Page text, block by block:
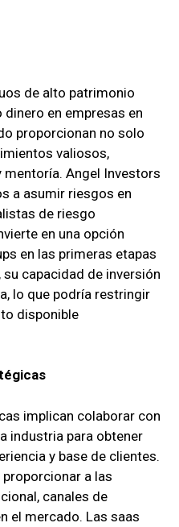
de alto patrimonio
en empresas en
proporcionan no solo
valiosos,
mentoría. Angel Investors
a asumir riesgos en
de riesgo
en una opción
en las primeras etapas
capacidad de inversión
lo que podría restringir
disponible
implican colaborar con
industria para obtener
y base de clientes.
a las
canales de
el mercado. Las saas